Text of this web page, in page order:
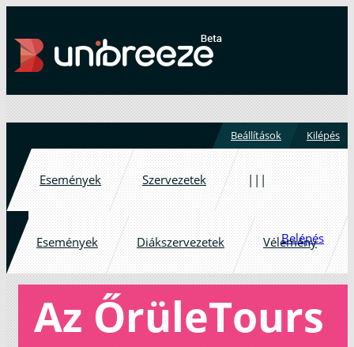
Beállítások Kilépés
Események Szervezetek |||
Események Diákszervezetek Vélemény
Belépés
Az ŐrüleTours